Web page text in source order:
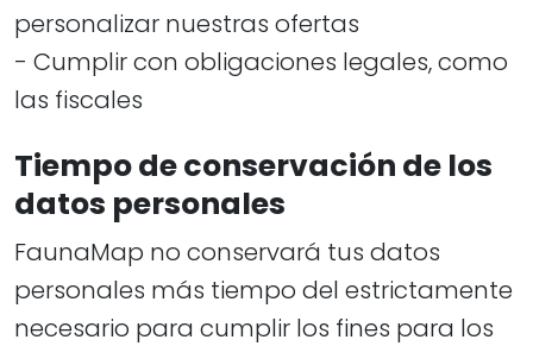
personalizar nuestras ofertas
​​​​​​​- Cumplir con obligaciones legales, como
las fiscales
Tiempo de conservación de los
datos personales
FaunaMap no conservará tus datos
personales más tiempo del estrictamente
necesario para cumplir los fines para los